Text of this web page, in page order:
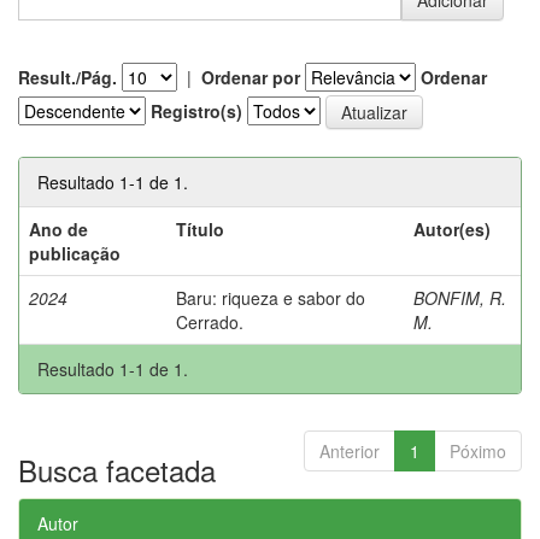
Result./Pág. | Ordenar por
Ordenar
Registro(s)
Resultado 1-1 de 1.
Ano de
publicação
Título Autor(es)
2024
Baru: riqueza e sabor do
Cerrado.
BONFIM, R.
M.
Resultado 1-1 de 1.
Anterior 1 Póximo
Busca facetada
Autor